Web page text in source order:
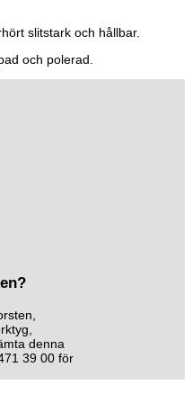
slitstark och hållbar.
och polerad.
denna
39 00 för